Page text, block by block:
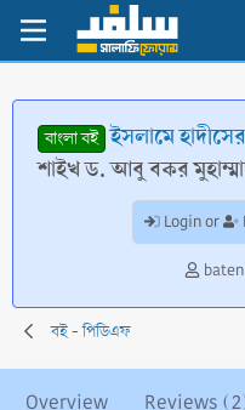
বাংলা বই ইসলামে
শাইখ ড. আবু বকর
Login or
T
r
baten
বই - পিডিএফ
Overview Reviews